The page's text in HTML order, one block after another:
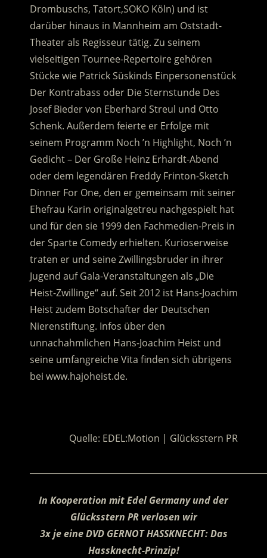
Drombuschs, Tatort,SOKO Köln) und ist
darüber hinaus in Mannheim am Oststadt-
Theater als Regisseur tätig. Zu seinem
vielseitigen Tournee-Repertoire gehören
Stücke wie Patrick Süskinds Einpersonenstück
Der Kontrabass oder Die Sternstunde Des
Josef Bieder von Eberhard Streul und Otto
Schenk. Außerdem feierte er Erfolge mit
seinem Programm Noch ’n Highlight, Noch ’n
Gedicht – Der Große Heinz Erhardt-Abend
oder dem legendären Freddy Frinton-Sketch
Dinner For One, den er gemeinsam mit seiner
Ehefrau Karin originalgetreu nachgespielt hat
und für den sie 1999 den Fachmedien-Preis in
der Sparte Comedy erhielten. Kurioserweise
traten er und seine Zwillingsbruder in ihrer
Jugend auf Gala-Veranstaltungen als „Die
Heist-Zwillinge“ auf. Seit 2012 ist Hans-Joachim
Heist zudem Botschafter der Deutschen
Nierenstiftung. Infos über den
unnachahmlichen Hans-Joachim Heist und
seine umfangreiche Vita finden sich übrigens
bei www.hajoheist.de.
Quelle: EDEL:Motion | Glücksstern PR
In Kooperation mitEdel Germany und der
Glücksstern PR verlosen wir
3x je eine DVD GERNOT HASSKNECHT: Das
Hassknecht-Prinzip!